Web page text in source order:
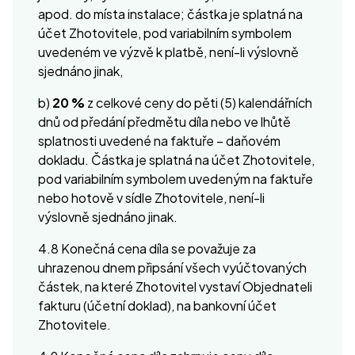
apod. do místa instalace; částka je splatná na
účet Zhotovitele, pod variabilním symbolem
uvedeném ve výzvě k platbě, není-li výslovně
sjednáno jinak,
b) 20 % z celkové ceny do pěti (5) kalendářních
dnů od předání předmětu díla nebo ve lhůtě
splatnosti uvedené na faktuře – daňovém
dokladu. Částka je splatná na účet Zhotovitele,
pod variabilním symbolem uvedeným na faktuře
nebo hotově v sídle Zhotovitele, není-li
výslovně sjednáno jinak.
4.8 Konečná cena díla se považuje za
uhrazenou dnem připsání všech vyúčtovaných
částek, na které Zhotovitel vystaví Objednateli
fakturu (účetní doklad), na bankovní účet
Zhotovitele.